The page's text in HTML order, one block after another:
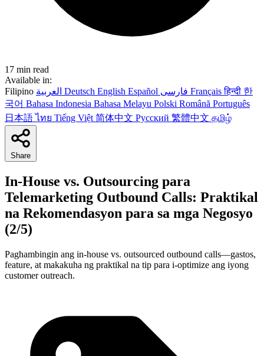
17 min read
Available in:
Filipino
Deutsch English Español Françaisहिन्दी 한
국어 Bahasa Indonesia Bahasa Melayu Polski Română Português
日本語ไทย Tiếng Việt 简体中文 Русский 繁體中文 தமிழ்
Share
In-House vs. Outsourcing para
Telemarketing Outbound Calls: Praktikal
na Rekomendasyon para sa mga Negosyo
(2/5)
Paghambingin ang in-house vs. outsourced outbound calls—gastos,
feature, at makakuha ng praktikal na tip para i-optimize ang iyong
customer outreach.